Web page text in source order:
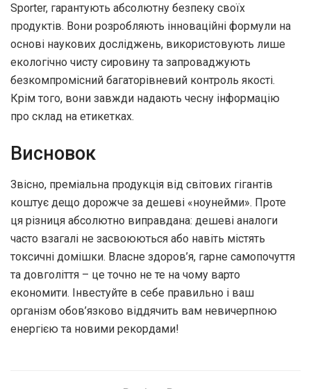
Sporter, гарантують абсолютну безпеку своїх
продуктів. Вони розробляють інноваційні формули на
основі наукових досліджень, використовують лише
екологічно чисту сировину та запроваджують
безкомпромісний багаторівневий контроль якості.
Крім того, вони завжди надають чесну інформацію
про склад на етикетках.
Висновок
Звісно, преміальна продукція від світових гігантів
коштує дещо дорожче за дешеві «ноунейми». Проте
ця різниця абсолютно виправдана: дешеві аналоги
часто взагалі не засвоюються або навіть містять
токсичні домішки. Власне здоров’я, гарне самопочуття
та довголіття – це точно не те на чому варто
економити. Інвестуйте в себе правильно і ваш
організм обов’язково віддячить вам невичерпною
енергією та новими рекордами!